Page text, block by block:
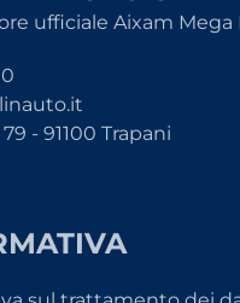
ufficiale Aixam Mega
- 91100 Trapani